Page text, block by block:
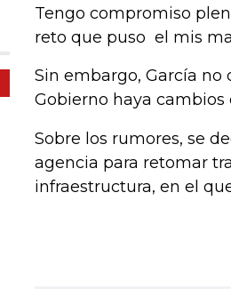
Tengo compromiso
reto que puso el mis
Sin embargo, García
Gobierno haya cambios
Sobre los rumores, se
agencia para retomar
infraestructura, en el